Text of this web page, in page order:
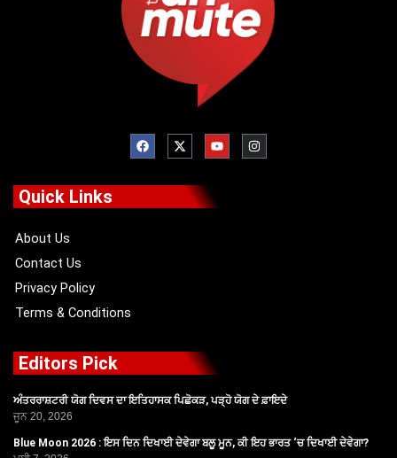
a
c
-
t
o
u
e
n
s
Quick Links
About Us
Contact Us
Privacy Policy
Terms & Conditions
Editors Pick
ਅੰਤਰਰਾਸ਼ਟਰੀ ਯੋਗ ਦਿਵਸ ਦਾ ਇਤਿਹਾਸਕ ਪਿਛੋਕੜ, ਪੜ੍ਹੋ ਯੋਗ ਦੇ ਫ਼ਾਇਦੇ
ਜੂਨ 20, 2026
Blue Moon 2026 : ਇਸ ਦਿਨ ਦਿਖਾਈ ਦੇਵੇਗਾ ਬਲੂ ਮੂਨ, ਕੀ ਇਹ ਭਾਰਤ ‘ਚ ਦਿਖਾਈ ਦੇਵੇਗਾ?